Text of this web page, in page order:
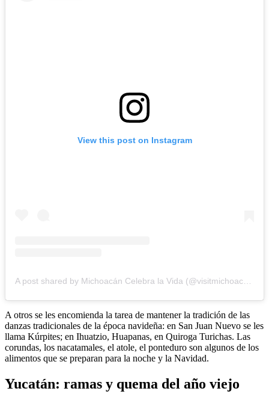
View this post on Instagram
A otros se les encomienda la tarea de mantener la tradición de las
danzas tradicionales de la época navideña: en San Juan Nuevo se les
llama Kúrpites; en Ihuatzio, Huapanas, en Quiroga Turichas. Las
corundas, los nacatamales, el atole, el ponteduro son algunos de los
alimentos que se preparan para la noche y la Navidad.
Yucatán: ramas y quema del año viejo